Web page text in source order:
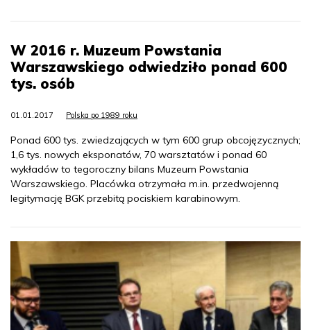
W 2016 r. Muzeum Powstania
Warszawskiego odwiedziło ponad 600
tys. osób
01.01.2017 Polska po 1989 roku
Ponad 600 tys. zwiedzających w tym 600 grup obcojęzycznych;
1,6 tys. nowych eksponatów, 70 warsztatów i ponad 60
wykładów to tegoroczny bilans Muzeum Powstania
Warszawskiego. Placówka otrzymała m.in. przedwojenną
legitymację BGK przebitą pociskiem karabinowym.